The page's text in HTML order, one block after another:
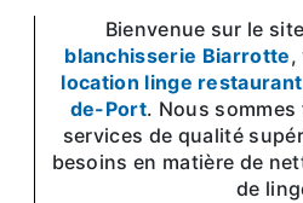
Bienvenue sur le
blanchisserie Biarrotte,
location linge restaurant
de-Port. Nous
services de qualité
besoins en matière de
de